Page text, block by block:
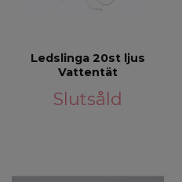
Ledslinga 20st ljus
Vattentät
Slutsåld